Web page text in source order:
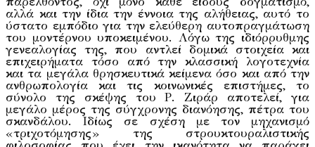
αλλά και την ίδια την έννοια της αλήθειας, αυτό το
ύστατο εμπόδιο για την ελεύθερη αυτοπραγμάτωση
του μοντέρνου υποκειμένου. Λόγω της ιδιόρρυθμης
γενεαλογίας της, που αντλεί δομικά στοιχεία και
επιχειρήματα τόσο από την κλασσική λογοτεχνία
και τα μεγάλα θρησκευτικά κείμενα όσο και από την
ανθρωπολογία και τις κοινωνικές επιστήμες, το
σύνολο της σκέψης του Ρ. Ζιράρ αποτελεί, για
μεγάλο μέρος της σύγχρονης διανόησης, πέτρα του
σκανδάλου. Ιδίως σε σχέση με τον μηχανισμό
«τριχοτόμησης» της στρουκτουραλιστικής